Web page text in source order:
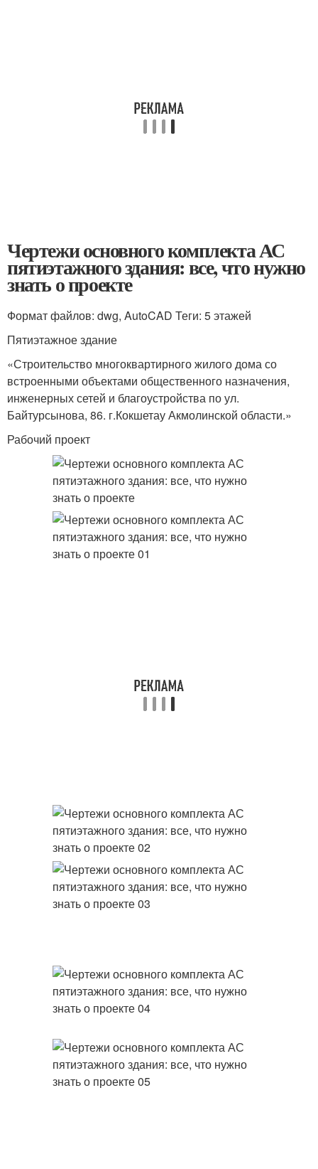
Чертежи основного комплекта АС
пятиэтажного здания: все, что нужно
знать о проекте
Формат файлов: dwg, AutoCAD Теги: 5 этажей
Пятиэтажное здание
«Строительство многоквартирного жилого дома со
встроенными объектами общественного назначения,
инженерных сетей и благоустройства по ул.
Байтурсынова, 86. г.Кокшетау Акмолинской области.»
Рабочий проект